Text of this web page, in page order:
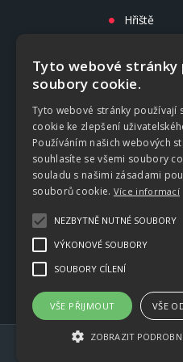
Hřiště
Liga
Tréninky
Kluby
Tyto webové stránky
soubory cookie.
Tyto webové stránky používají
cookie ke zlepšení
Používáním našich webových
souhlasíte se všemi soubory
souladu s našimi zásadami
souborů cookie. Více informací
NEZBYTNĚ NUTNÉ SOUBORY
VÝKONOVÉ SOUBORY
SOUBORY CÍLENÍ
VŠE PŘIJMOUT VŠE
ZOBRAZIT